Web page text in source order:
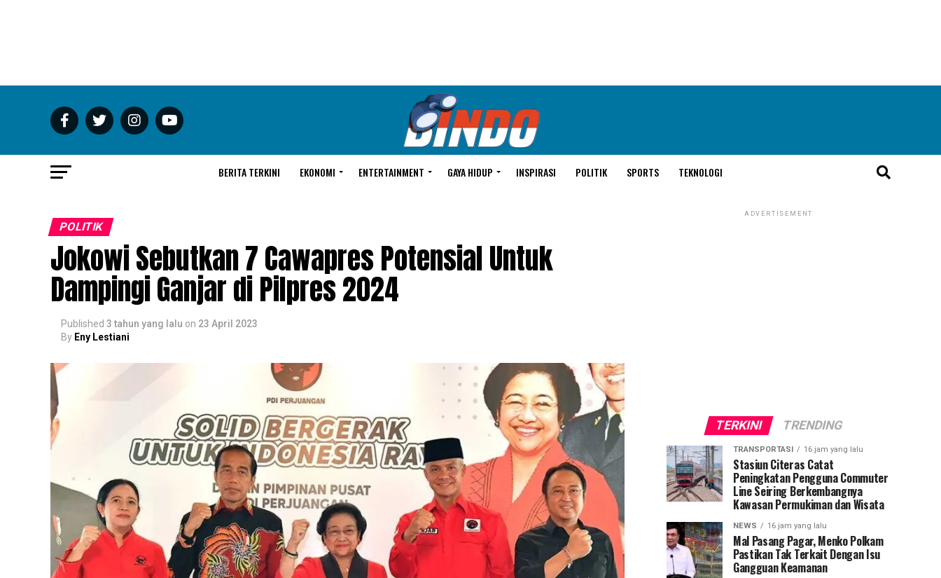
BERITA TERKINI EKONOMI ENTERTAINMENT GAYA HIDUP INSPIRASI POLITIK SPORTS TEKNOLOGI
POLITIK
Jokowi Sebutkan 7 Cawapres Potensial Untuk
Dampingi Ganjar di Pilpres 2024
Published 3 tahun yang lalu on 23 April 2023
By Eny Lestiani
ADVERTISEMENT
TERKINI TRENDING
TRANSPORTASI 16 jam yang lalu
Stasiun Citeras Catat
Peningkatan Pengguna Commuter
Line Seiring Berkembangnya
Kawasan Permukiman dan Wisata
NEWS 16 jam yang lalu
Mal Pasang Pagar, Menko Polkam
Pastikan Tak Terkait Dengan Isu
Gangguan Keamanan